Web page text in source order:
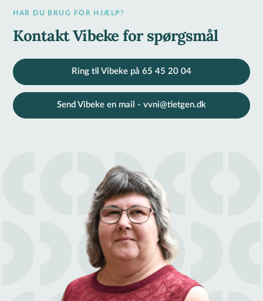
HAR DU BRUG FOR HJÆLP?
Kontakt Vibeke for spørgsmål
Ring til Vibeke på 65 45 20 04
Send Vibeke en mail - vvni@tietgen.dk